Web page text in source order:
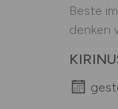
Beste
denken